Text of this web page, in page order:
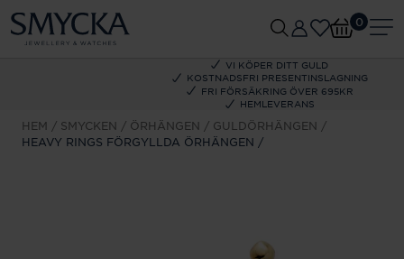
VI KÖPER DITT GULD
KOSTNADSFRI PRESENTINSLAGNING
FRI FÖRSÄKRING ÖVER 695KR
HEMLEVERANS
0
HEM SMYCKEN ÖRHÄNGEN
GULDÖRHÄNGEN
HEAVY RINGS FÖRGYLLDA ÖRHÄNGEN